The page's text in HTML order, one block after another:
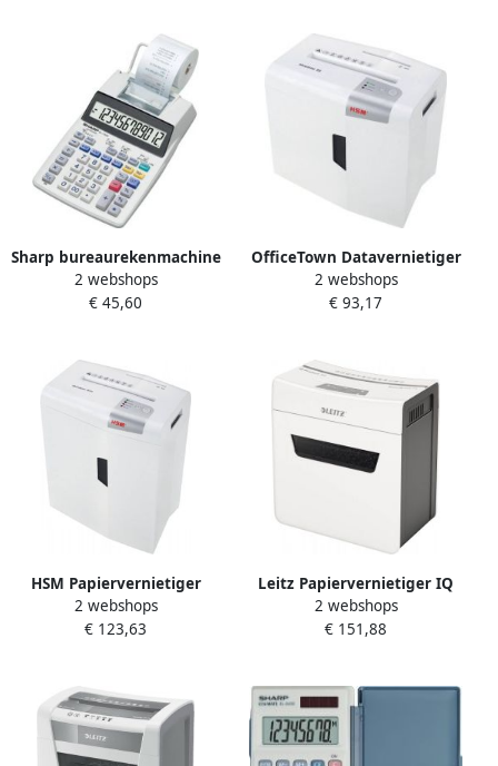
Sharp bureaurekenmachine
EL-1750V
2 webshops
€ 45,60
OfficeTown Datavernietiger
HSM shredstar X5
veiligheidsniveau 4
2 webshops
€ 93,17
HSM Papiervernietiger
shredstar X10 snippers
4.5x30mm
2 webshops
€ 123,63
Leitz Papiervernietiger IQ
Protect Premium 3M
snippers 2x15mm
2 webshops
€ 151,88